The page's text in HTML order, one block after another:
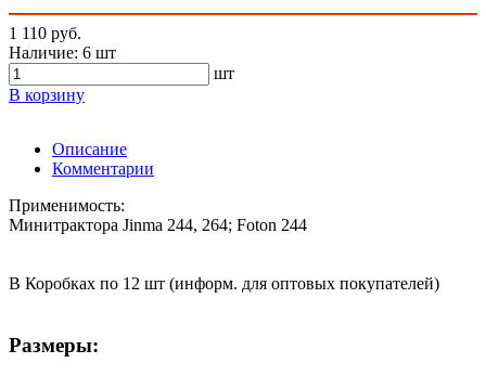
1 110 руб.
Наличие: 6 шт
шт
В корзину
Описание
Комментарии
Применимость:
Минитрактора Jinma 244, 264; Foton 244
В Коробках по 12 шт (информ. для оптовых покупателей)
Размеры: